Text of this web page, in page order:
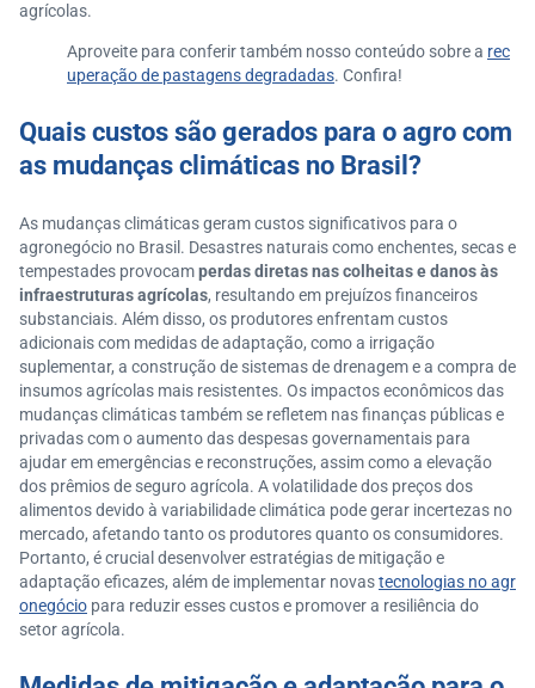
agrícolas.
Aproveite para conferir também nosso conteúdo sobre a rec
uperação de pastagens degradadas. Confira!
Quais custos são gerados para o agro com
as mudanças climáticas no Brasil?
As mudanças climáticas geram custos significativos para o
agronegócio no Brasil. Desastres naturais como enchentes, secas e
tempestades provocamperdas diretas nas colheitas e danos às
infraestruturas agrícolas, resultando em prejuízos financeiros
substanciais. Além disso, os produtores enfrentam custos
adicionais com medidas de adaptação, como a irrigação
suplementar, a construção de sistemas de drenagem e a compra de
insumos agrícolas mais resistentes. Os impactos econômicos das
mudanças climáticas também se refletem nas finanças públicas e
privadas com o aumento das despesas governamentais para
ajudar em emergências e reconstruções, assim como a elevação
dos prêmios de seguro agrícola. A volatilidade dos preços dos
alimentos devido à variabilidade climática pode gerar incertezas no
mercado, afetando tanto os produtores quanto os consumidores.
Portanto, é crucial desenvolver estratégias de mitigação e
adaptação eficazes, além de implementar novastecnologias no agr
onegócio para reduzir esses custos e promover a resiliência do
setor agrícola.